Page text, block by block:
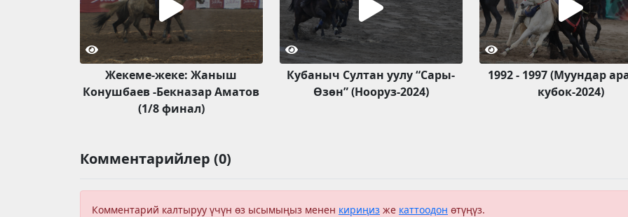
Жекеме-жеке: Жаныш
Конушбаев -Бекназар Аматов
(1/8 финал)
Кубаныч Султан уулу “Сары-
Өзөн” (Нооруз-2024)
1992 - 1997 (Муундар
кубок-2024)
Комментарийлер (0)
Комментарий калтыруу үчүн өз ысымыңыз менен кириңиз же каттоодон өтүңүз.